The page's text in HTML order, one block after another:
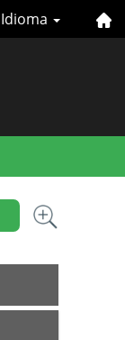
Idioma